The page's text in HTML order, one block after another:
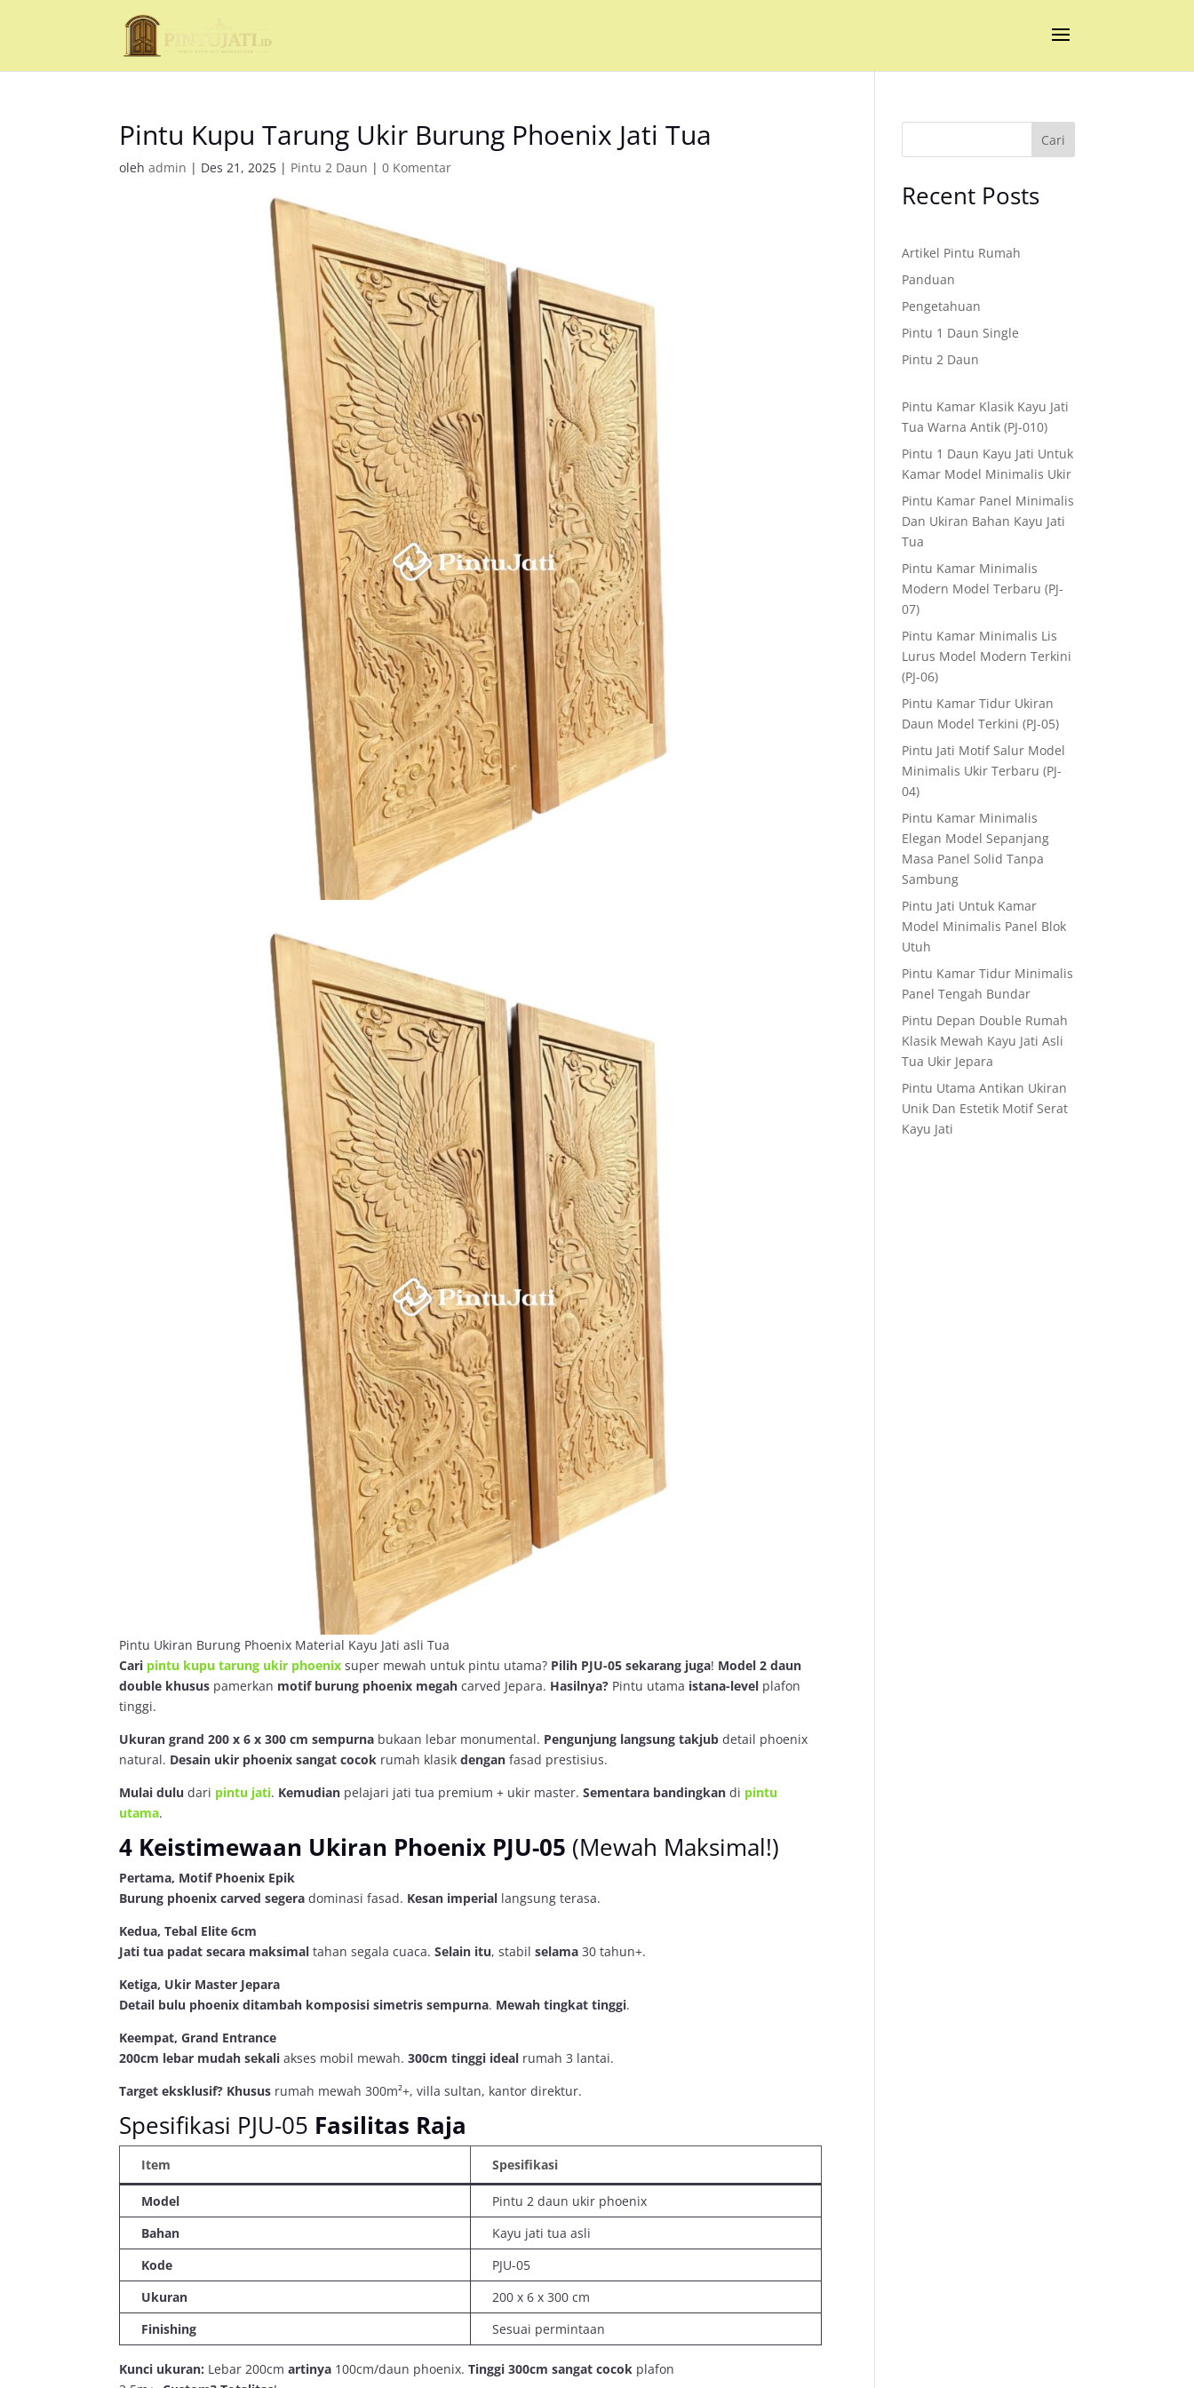
Pintu Kupu Tarung Ukir Burung Phoenix Jati Tua
olehadmin | Des 21, 2025 | Pintu 2 Daun |0 Komentar
Pintu Ukiran Burung Phoenix Material Kayu Jati asli Tua
Cari pintu kupu tarung ukir phoenix super mewah untuk pintu utama? Pilih PJU-05 sekarang juga! Model 2 daun
double khusus pamerkan motif burung phoenix megah carved Jepara. Hasilnya? Pintu utama istana-level plafon
tinggi.
Ukuran grand 200 x 6 x 300 cm sempurna bukaan lebar monumental. Pengunjung langsung takjub detail phoenix
natural. Desain ukir phoenix sangat cocok rumah klasikdengan fasad prestisius.
Mulai dulu dari pintu jati. Kemudian pelajari jati tua premium + ukir master.Sementara bandingkan di pintu
utama.
4 Keistimewaan Ukiran Phoenix PJU-05 (Mewah Maksimal!)
Pertama, Motif Phoenix Epik
Burung phoenix carved segera dominasi fasad. Kesan imperial langsung terasa.
Kedua, Tebal Elite 6cm
Jati tua padat secara maksimal tahan segala cuaca.Selain itu, stabilselama 30 tahun+.
Ketiga, Ukir Master Jepara
Detail bulu phoenix ditambah komposisi simetris sempurna. Mewah tingkat tinggi.
Keempat, Grand Entrance
200cm lebar mudah sekali akses mobil mewah.300cm tinggi ideal rumah 3 lantai.
Target eksklusif? Khusus rumah mewah 300m²+, villa sultan, kantor direktur.
Spesifikasi PJU-05 Fasilitas Raja
Item Spesifikasi
Model
Pintu 2 daun ukir phoenix
Bahan
Kayu jati tua asli
Kode
PJU-05
Ukuran
200 x 6 x 300 cm
Finishing
Sesuai permintaan
Kunci ukuran: Lebar 200cmartinya 100cm/daun phoenix.Tinggi 300cm sangat cocok plafon
Cari
Recent Posts
Artikel Pintu Rumah
Panduan
Pengetahuan
Pintu 1 Daun Single
Pintu 2 Daun
Pintu Kamar Klasik Kayu Jati
Tua Warna Antik (PJ-010)
Pintu 1 Daun Kayu Jati Untuk
Kamar Model Minimalis Ukir
Pintu Kamar Panel Minimalis
Dan Ukiran Bahan Kayu Jati
Tua
Pintu Kamar Minimalis
Modern Model Terbaru (PJ-
07)
Pintu Kamar Minimalis Lis
Lurus Model Modern Terkini
(PJ-06)
Pintu Kamar Tidur Ukiran
Daun Model Terkini (PJ-05)
Pintu Jati Motif Salur Model
Minimalis Ukir Terbaru (PJ-
04)
Pintu Kamar Minimalis
Elegan Model Sepanjang
Masa Panel Solid Tanpa
Sambung
Pintu Jati Untuk Kamar
Model Minimalis Panel Blok
Utuh
Pintu Kamar Tidur Minimalis
Panel Tengah Bundar
Pintu Depan Double Rumah
Klasik Mewah Kayu Jati Asli
Tua Ukir Jepara
Pintu Utama Antikan Ukiran
Unik Dan Estetik Motif Serat
Kayu Jati